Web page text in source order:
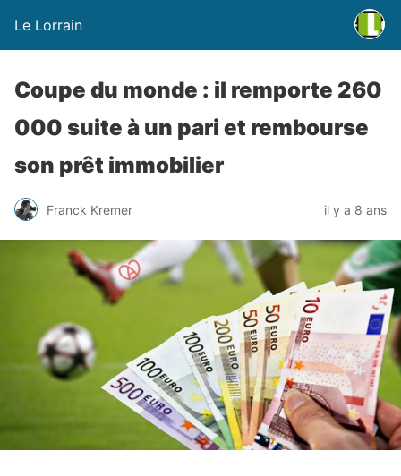
Le Lorrain
Coupe du monde : il remporte 260
000 suite à un pari et rembourse
son prêt immobilier
Franck Kremer il y a 8 ans